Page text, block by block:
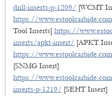
drill-inserts-p-1209/ [WCMT
https://
Tool Inserts] https://
inserts/apkt-insert/ [APKT
https://
[SNMG Insert]
https://
inserts-p-1219/ [SEHT Insert]